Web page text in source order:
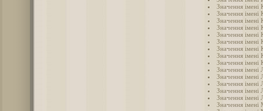
Значення імені
Значення імені
Значення імені
Значення імені
Значення імені
Значення імені
Значення імені
Значення імені
Значення імені
Значення імені
Значення імені
Значення імені
Значення імені
Значення імені
Значення імені